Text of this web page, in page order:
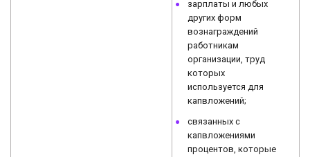
зарплаты и любых
других форм
вознаграждений
работникам
организации, труд
которых
используется для
капвложений;
связанных с
капвложениями
процентов, которые